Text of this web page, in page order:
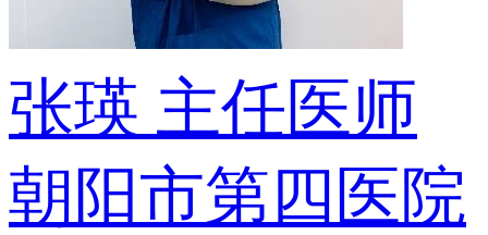
张瑛 主任医师
朝阳市第四医院